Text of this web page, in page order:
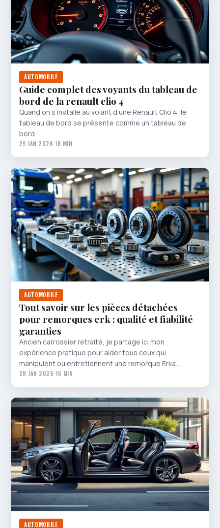
AUTOMOBILE
Guide complet des voyants du tableau de
bord de la renault clio 4
Quand on s’installe au volant d’une Renault Clio 4, le
tableau de bord se présente comme un tableau de
bord…
29 JAN 2026·18 MIN
AUTOMOBILE
Tout savoir sur les pièces détachées
pour remorques erk : qualité et fiabilité
garanties
Ancien carrossier retraité, je partage ici mon
expérience pratique pour aider tous ceux qui
manipulent ou entretiennent une remorque Erka.…
28 JAN 2026·16 MIN
AUTOMOBILE